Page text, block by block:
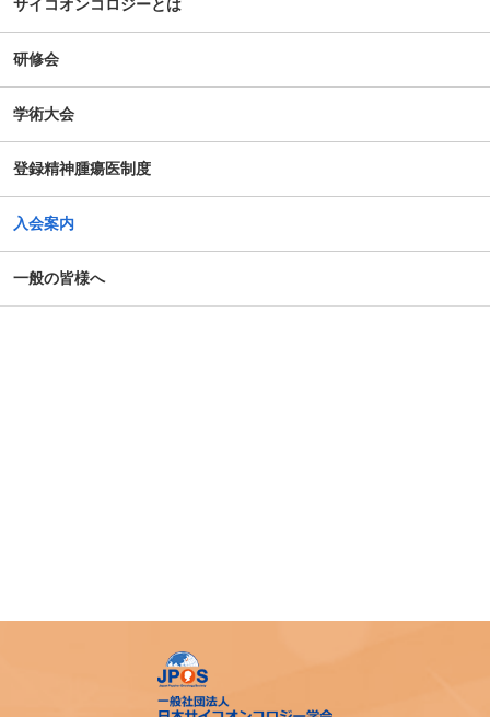
サイコオンコロジーとは
研修会
学術大会
登録精神腫瘍医制度
入会案内
一般の皆様へ